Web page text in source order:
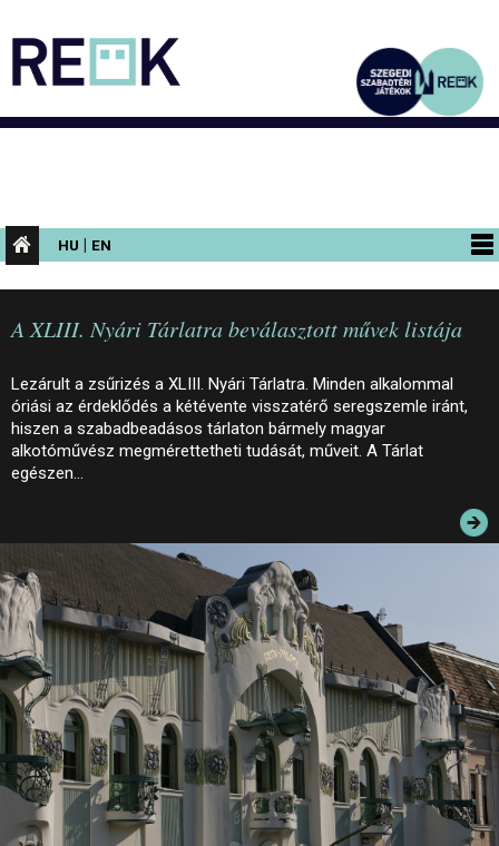
HU | EN
PROGRAMOK
KIÁLLÍTÁSOK
AZ ÉPÜLET
INFORMÁCIÓK
KONFERENCIA
ELÉRHETŐSÉG
PALOTASÉTÁK ÉS VEZETÉSEK
KÖZÉRDEKŰ ADATOK
A XLIII. Nyári Tárlatra beválasztott művek listája
Lezárult a zsűrizés a XLIII. Nyári Tárlatra. Minden alkalommal
óriási az érdeklődés a kétévente visszatérő seregszemle iránt,
hiszen a szabadbeadásos tárlaton bármely magyar
alkotóművész megmérettetheti tudását, műveit. A Tárlat
egészen…